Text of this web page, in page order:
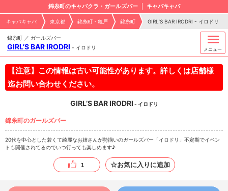
錦糸町のキャバクラ・ガールズバー キャバキャバ
キャバキャバ 東京都 錦糸町・亀戸 錦糸町 GIRL’S BAR IRODRI - イロドリ
錦糸町 ／ ガールズバー
GIRL’S BAR IRODRI - イロドリ メニュー
【注意】この情報は古い可能性があります。詳しくは店舗様
迄お問い合わせください。
GIRL’S BAR IRODRI - イロドリ
錦糸町のガールズバー
20代を中心とした若くて綺麗なお姉さんが勢揃いのガールズバー「イロドリ」不定期でイベン
トも開催されてるのでいつ行っても楽しめます♪
1 ☆お気に入りに追加